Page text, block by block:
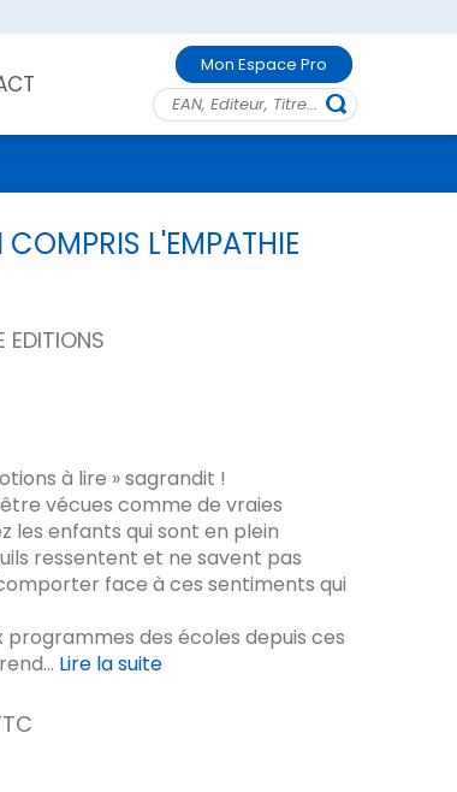
Mon Espace Pro
L'EMPATHIE
EDITIONS
à lire » sagrandit !
vécues comme de vraies
les enfants qui sont en plein
ressentent et ne savent pas
face à ces sentiments qui
programmes des écoles depuis ces
Lire la suite